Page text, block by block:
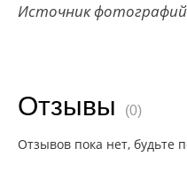
Источник
Отзывы (0)
Отзывов пока нет, будьте